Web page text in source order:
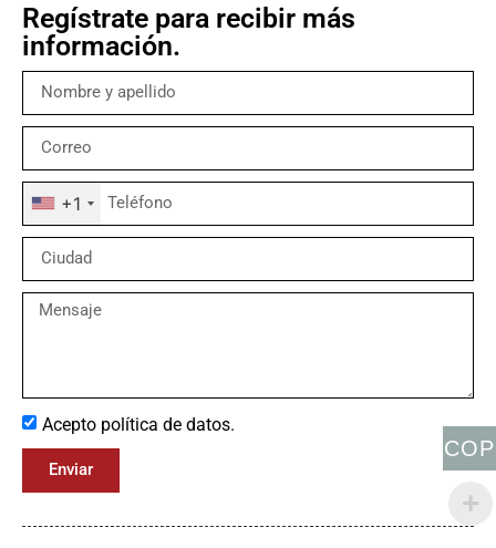
Regístrate para recibir más
información.
+1
Acepto política de datos.
Enviar
COP